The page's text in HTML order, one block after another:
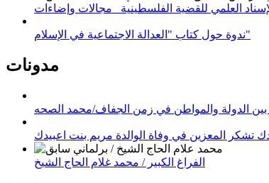
العلمي للقضية الفلسطينية_ مجالات وإضاءات
ندوة حول كتاب "العدالة الاجتماعية في الإسلام"
مدونات
بين الدولة والمواطن في زمن الجفاف/محمد الصحه
تشكر المعزين في وفاة الوالدة مريم بنت اعبيدك
الفراغ الكبير / محمد غلام الحاج الشيخ